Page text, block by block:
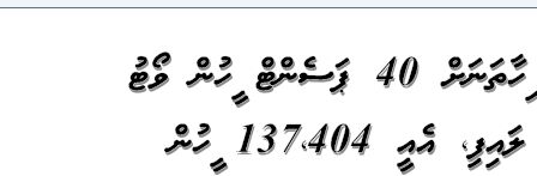
މިހާތަނަށް 40 ޕަސެންޓް މީހުން ވޯޓު
ލައިފި، އެއީ 137،404 މީހުން